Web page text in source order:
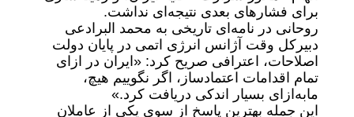
برای فشارهای بعدی نتیجه‌ای نداشت.
روحانی در نامه‌ای تاریخی به محمد البرادعی
دبیرکل وقت آژانس انرژی اتمی در پایان دولت
اصلاحات‌، اعترافی صریح کرد: «ایران در ازای
تمام اقدامات اعتمادساز، اگر نگوییم هیچ،
ما‌به‌ازای بسیار اندکی دریافت کرد.»
این جمله بهترین پاسخ از سوی یکی از عاملان